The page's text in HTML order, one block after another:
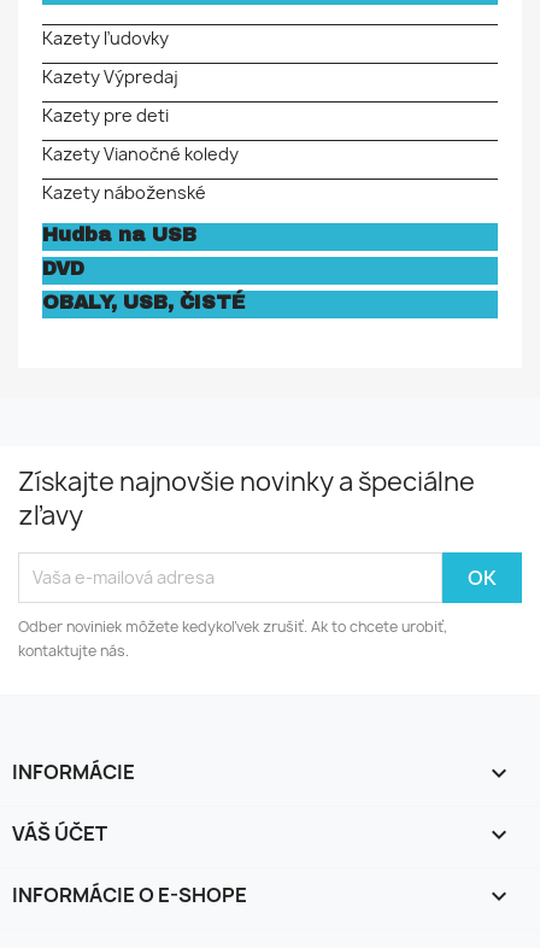
Kazety ľudovky
Kazety Výpredaj
Kazety pre deti
Kazety Vianočné koledy
Kazety náboženské
Hudba na USB
DVD
OBALY, USB, ČISTÉ
Získajte najnovšie novinky a špeciálne
zľavy
Odber noviniek môžete kedykoľvek zrušiť. Ak to chcete urobiť,
kontaktujte nás.
INFORMÁCIE 
VÁŠ ÚČET 
INFORMÁCIE O E-SHOPE keyboard_arrow_down